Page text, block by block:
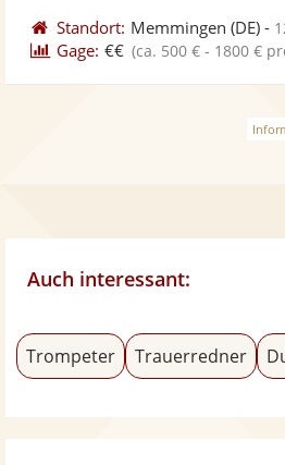
Standort: Memmingen (DE) -
Gage: €€ (ca. 500 € - 1800 €
Auch interessant:
Trompeter Trauerredner